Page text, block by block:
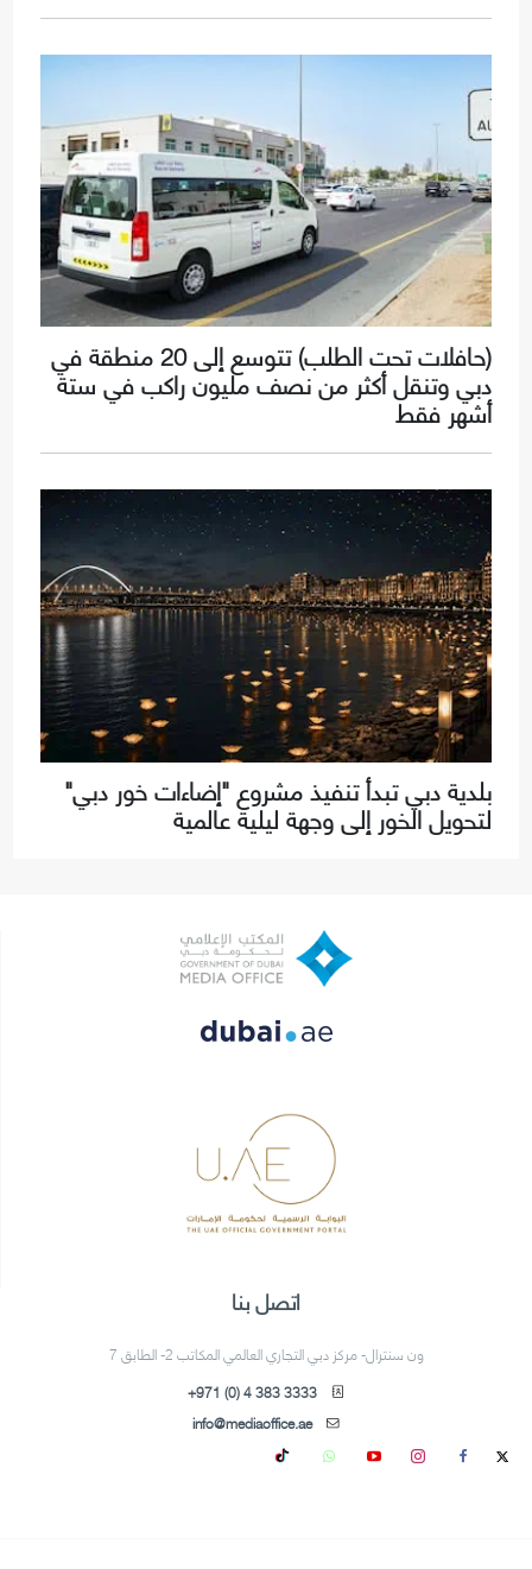
(حافلات تحت الطلب) تتوسع إلى 20 منطقة في
دبي وتنقل أكثر من نصف مليون راكب في ستة
أشهر فقط
بلدية دبي تبدأ تنفيذ مشروع "إضاءات خور دبي"
لتحويل الخور إلى وجهة ليلية عالمية
اتصل بنا
ون سنترال- مركز دبي التجاري العالمي المكاتب 2- الطابق 7
+971 (0) 4 383 3333
info@mediaoffice.ae